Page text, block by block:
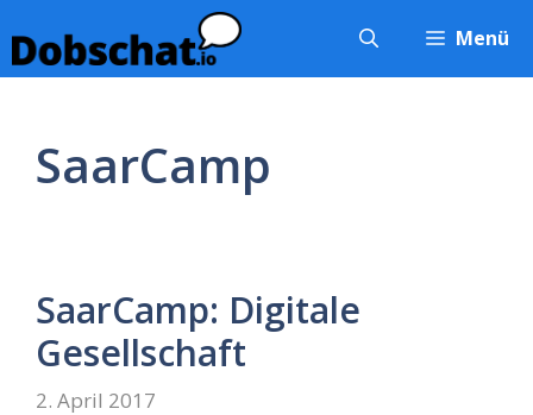
Inhalt
springen
Menü
SaarCamp
SaarCamp: Digitale
Gesellschaft
2. April 2017